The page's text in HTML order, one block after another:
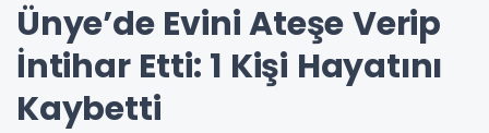
Ünye’de Evini Ateşe Verip
İntihar Etti: 1 Kişi Hayatını
Kaybetti